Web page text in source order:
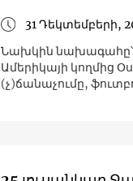
31 Դեկտեմբերի,
Նախկին նախագահը՝
Ամերիկայի կողմից
(չ)ճանաչումը,